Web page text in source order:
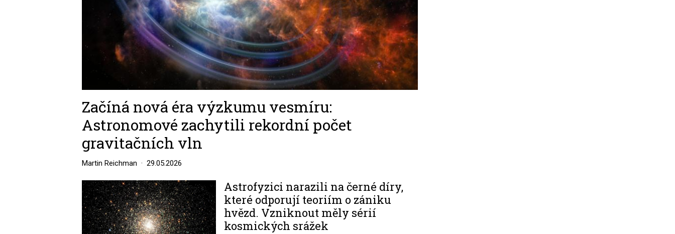
Začíná nová éra výzkumu vesmíru:
Astronomové zachytili rekordní počet
gravitačních vln
Martin Reichman 29.05.2026
Image
Astrofyzici narazili na černé díry,
které odporují teoriím o zániku
hvězd. Vzniknout měly sérií
kosmických srážek